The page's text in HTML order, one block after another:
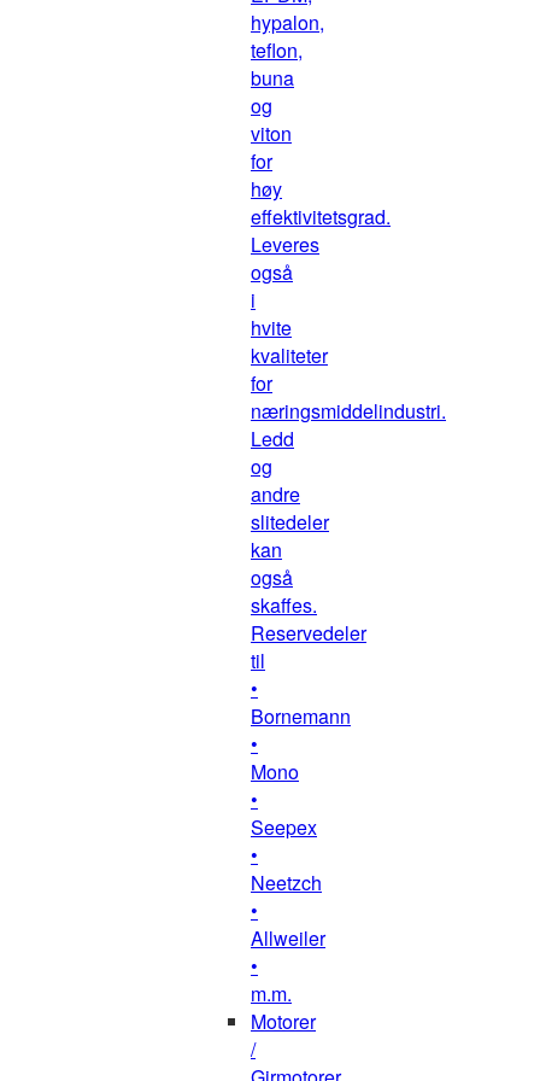
hypalon,
teflon,
buna
og
viton
for
høy
effektivitetsgrad.
Leveres
også
i
hvite
kvaliteter
for
næringsmiddelindustri.
Ledd
og
andre
slitedeler
kan
også
skaffes.
Reservedeler
til
•
Bornemann
•
Mono
•
Seepex
•
Neetzch
•
Allweiler
•
m.m.
Motorer
/